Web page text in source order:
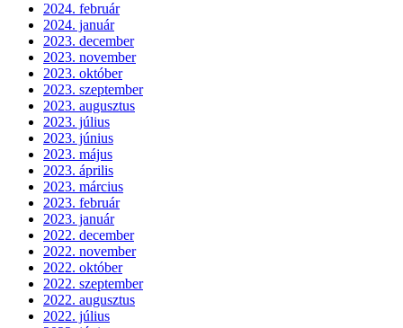
2024. február
2024. január
2023. december
2023. november
2023. október
2023. szeptember
2023. augusztus
2023. július
2023. június
2023. május
2023. április
2023. március
2023. február
2023. január
2022. december
2022. november
2022. október
2022. szeptember
2022. augusztus
2022. július